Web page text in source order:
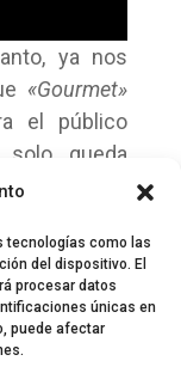
tecnologías como las
del dispositivo. El
procesar datos
únicas en
puede afectar
ya nos
«Gourmet»
el público
queda
disfrutar al